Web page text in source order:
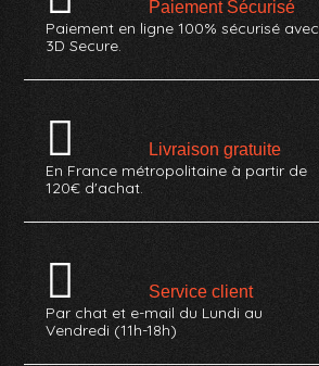
Paiement Sécurisé
Paiement en ligne 100% sécurisé avec
3D Secure.
Livraison gratuite
En France métropolitaine à partir de
120€ d'achat.
Service client
Par chat et e-mail du Lundi au
Vendredi (11h-18h)